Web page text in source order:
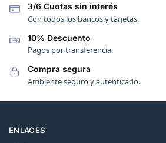
3/6 Cuotas sin interés
Con todos los bancos y tarjetas.
10% Descuento
Pagos por transferencia.
Compra segura
Ambiente seguro y autenticado.
ENLACES